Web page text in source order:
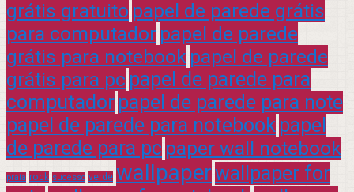
grátis gratuito papel de parede grátis
para computador papel de parede
grátis para notebook papel de parede
grátis para pc papel de parede para
computador papel de parede para note
papel de parede para notebook papel
de parede para pc paper wall notebook
praia rock sucesso verde wallpaperwallpaper for